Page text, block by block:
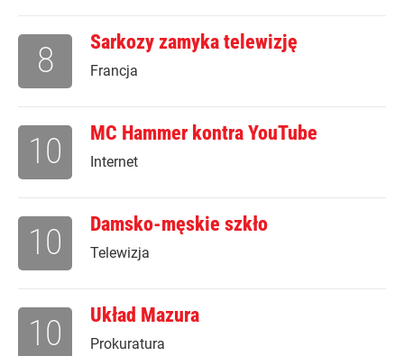
Sarkozy zamyka telewizję
Francja
8
MC Hammer kontra YouTube
Internet
10
Damsko-męskie szkło
Telewizja
10
Układ Mazura
Prokuratura
10